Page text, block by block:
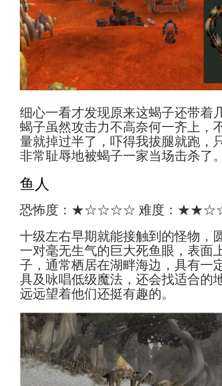
细心一看才发现原来这蝎子还带着
蝎子虽然攻击力不高奈何一齐上，
量就掉过半了，吓得我拔腿就跑，
非常耻辱地被蝎子一家当场击杀了
鱼人
恐怖度：★☆☆☆☆ 难度：
十级左右早期就能接触到的怪物，
一对毫无生气的巨大死鱼眼，表面
子，通常栖居在湖畔海边，具有一
具及咏唱低级魔法，还会找适合的
远远望着他们还挺有趣的。